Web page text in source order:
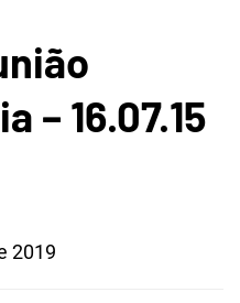
– 16.07.15
2019